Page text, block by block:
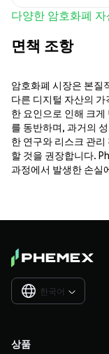
다양한 암호화폐
면책 조항
암호화폐 시장은 본질
다른 디지털 자산의
한 요인으로 인해 크
를 동반하며, 과거의
한 연구와 리스크 관
할 것을 권장합니다.
과정에서 발생한 손실
한국어 
상품